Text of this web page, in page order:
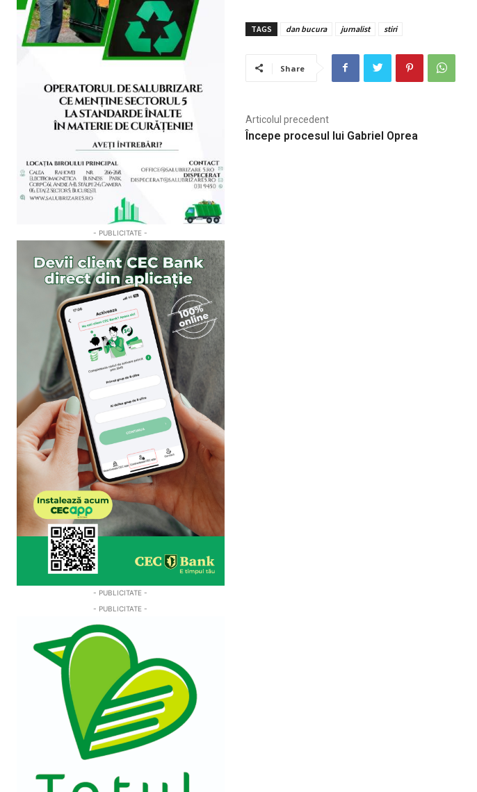
- PUBLICITATE -
- PUBLICITATE -
- PUBLICITATE -
TAGS dan bucura jurnalist stiri
Share
Articolul precedent
Începe procesul lui Gabriel Oprea